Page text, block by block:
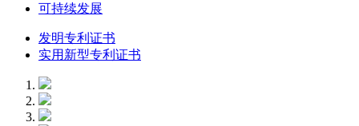
可持续发展
发明专利证书
实用新型专利证书